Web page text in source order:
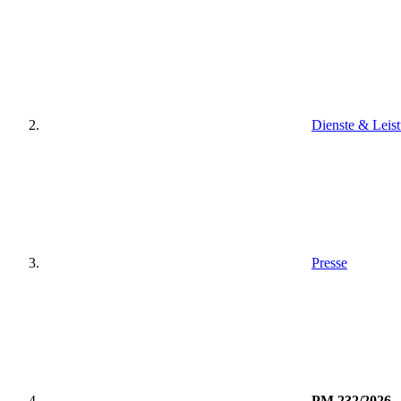
Dienste &
Presse